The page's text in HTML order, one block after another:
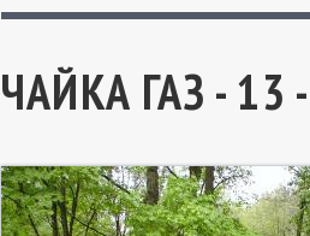
ЧАЙКА ГАЗ - 13